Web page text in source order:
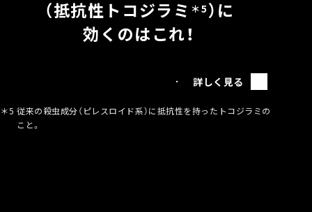
（抵抗性トコジラミ ＊5 ）に
効くのはこれ！
詳しく見る
＊5 従来の殺虫成分（ピレスロイド系）に抵抗性を持ったトコジラミの
こと。